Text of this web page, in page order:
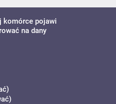
komórce pojawi
na dany